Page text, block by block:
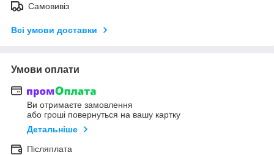
Самовивіз
Всі умови доставки
Умови оплати
Ви отримаєте замовлення
або гроші повернуться на вашу картку
Детальніше
Післяплата